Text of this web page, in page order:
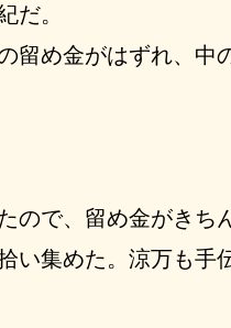
だ。
め金がはずれ、中
で、留め金がきち
い集めた。涼万も手